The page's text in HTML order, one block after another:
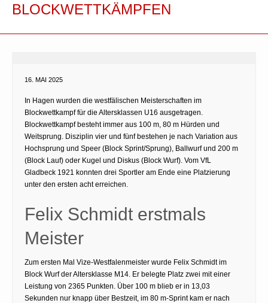
BLOCKWETTKÄMPFEN
16. MAI 2025
In Hagen wurden die westfälischen Meisterschaften im
Blockwettkampf für die Altersklassen U16 ausgetragen.
Blockwettkampf besteht immer aus 100 m, 80 m Hürden und
Weitsprung. Disziplin vier und fünf bestehen je nach Variation aus
Hochsprung und Speer (Block Sprint/Sprung), Ballwurf und 200 m
(Block Lauf) oder Kugel und Diskus (Block Wurf). Vom VfL
Gladbeck 1921 konnten drei Sportler am Ende eine Platzierung
unter den ersten acht erreichen.
Felix Schmidt erstmals
Meister
Zum ersten Mal Vize-Westfalenmeister wurde Felix Schmidt im
Block Wurf der Altersklasse M14. Er belegte Platz zwei mit einer
Leistung von 2365 Punkten. Über 100 m blieb er in 13,03
Sekunden nur knapp über Bestzeit, im 80 m-Sprint kam er nach